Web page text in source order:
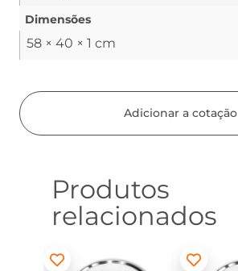
Dimensões
58 × 40 × 1 cm
Adicionar a cotação
Produtos
relacionados